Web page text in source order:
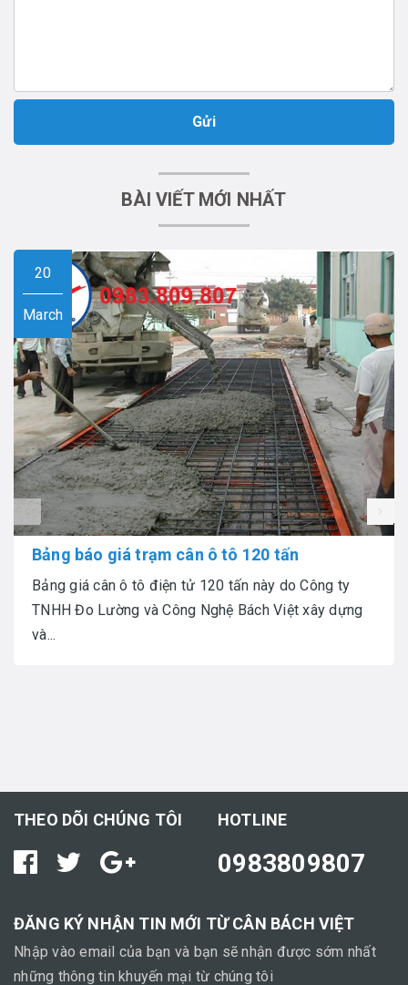
Gửi
BÀI VIẾT MỚI NHẤT
20
March
Bảng báo giá trạm cân ô tô 120 tấn
Bảng giá cân ô tô điện tử 120 tấn này do Công ty
TNHH Đo Lường và Công Nghệ Bách Việt xây dựng
và...
prev
THEO DÕI CHÚNG TÔI HOTLINE
0983809807
ĐĂNG KÝ NHẬN TIN MỚI TỪ CÂN BÁCH VIỆT
Nhập vào email của bạn và bạn sẽ nhận được sớm nhất
những thông tin khuyến mại từ chúng tôi